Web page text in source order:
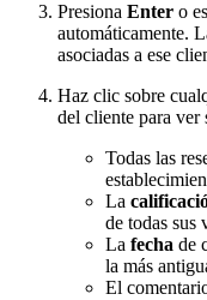
Presiona Enter o
automáticamente.
asociadas a ese
Haz clic sobre
del cliente para ver
Todas las
La
de todas sus
La fecha de
la más
El